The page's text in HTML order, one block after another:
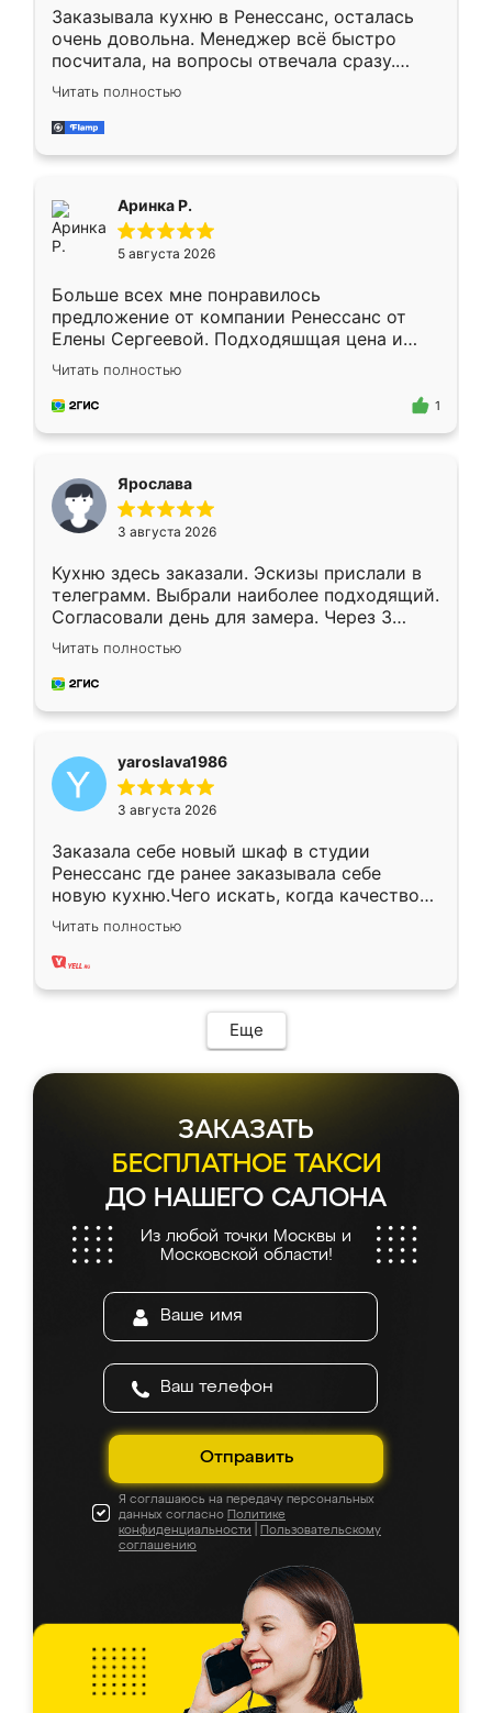
Заказывала кухню в Ренессанс, осталась
очень довольна. Менеджер всё быстро
посчитала, на вопросы отвечала сразу.
Замерщик приехал в субботу, подошёл к
делу со всей ответственностью. Собрали
за день, ребята работали аккуратно, даже
Читать полностью
Аринка Р.
5 августа 2026
Больше всех мне понравилось
предложение от компании Ренессанс от
Елены Сергеевой. Подходяшщая цена и
короткие сроки изготовления. Приехавший
для замера сотрудник Владислав
предложил по моему эскизу самый
Читать полностью
1
Ярослава
3 августа 2026
Кухню здесь заказали. Эскизы прислали в
телеграмм. Выбрали наиболее подходящий.
Согласовали день для замера. Через 3
недели кухня была уже готова. Остались
довольны работой. Спасибо Ренессанс
мебель за качественную работу!
Читать полностью
yaroslava1986
3 августа 2026
Заказала себе новый шкаф в студии
Ренессанс где ранее заказывала себе
новую кухню.Чего искать, когда качеством
вполне довольна. Служит кухня уже почти
два года, нареканий нет.
Читать полностью
Еще
ЗАКАЗАТЬ
БЕСПЛАТНОЕ ТАКСИ
ДО НАШЕГО САЛОНА
Из любой точки Москвы и
Московской области!
Отправить
Я соглашаюсь на передачу персональных
данных согласно Политике
конфиденциальности
Пользовательскому
соглашению